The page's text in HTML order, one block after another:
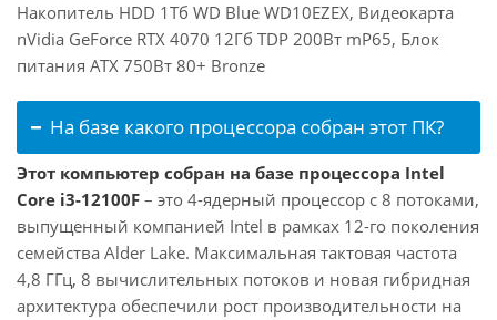
Накопитель HDD 1Тб WD Blue WD10EZEX, Видеокарта
nVidia GeForce RTX 4070 12Гб TDP 200Вт mP65, Блок
питания ATX 750Вт 80+ Bronze
На базе какого процессора собран этот ПК?
Этот компьютер собран на базе процессора Intel
Core i3-12100F – это 4-ядерный процессор с 8 потоками,
выпущенный компанией Intel в рамках 12-го поколения
семейства Alder Lake. Максимальная тактовая частота
4,8 ГГц, 8 вычислительных потоков и новая гибридная
архитектура обеспечили рост производительности на